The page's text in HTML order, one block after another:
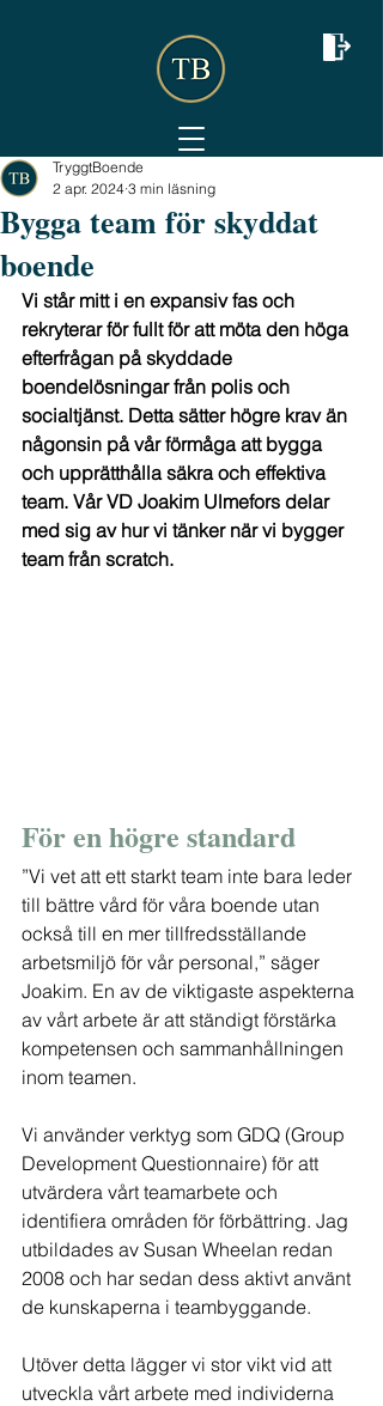
Bygga team för skyddat
boende
TryggtBoende
2 apr. 2024 3 min läsning
Vi står mitt i en expansiv fas och
rekryterar för fullt för att möta den höga
efterfrågan på skyddade
boendelösningar från polis och
socialtjänst. Detta sätter högre krav än
någonsin på vår förmåga att bygga
och upprätthålla säkra och effektiva
team. Vår VD Joakim Ulmefors delar
med sig av hur vi tänker när vi bygger
team från scratch.
För en högre standard
”Vi vet att ett starkt team inte bara leder
till bättre vård för våra boende utan
också till en mer tillfredsställande
arbetsmiljö för vår personal,” säger
Joakim. En av de viktigaste aspekterna
av vårt arbete är att ständigt förstärka
kompetensen och sammanhållningen
inom teamen.
Vi använder verktyg som GDQ (Group
Development Questionnaire) för att
utvärdera vårt teamarbete och
identifiera områden för förbättring. Jag
utbildades av Susan Wheelan redan
2008 och har sedan dess aktivt använt
de kunskaperna i teambyggande.
Utöver detta lägger vi stor vikt vid att
utveckla vårt arbete med individerna